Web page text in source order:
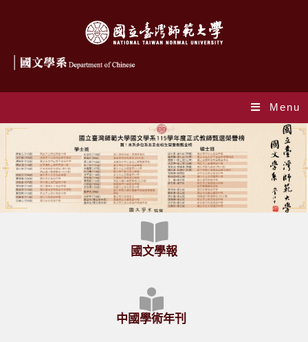
Menu
Index
國文學報
中國學術年刊